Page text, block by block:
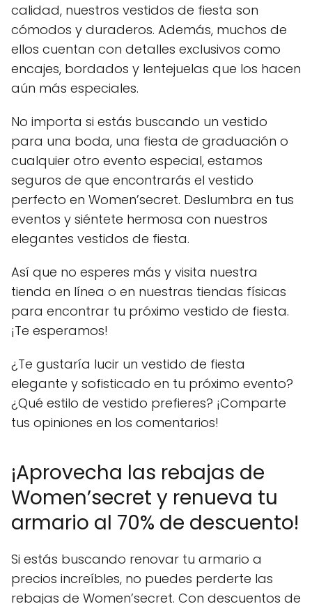
calidad, nuestros vestidos de fiesta son
cómodos y duraderos. Además, muchos de
ellos cuentan con detalles exclusivos como
encajes, bordados y lentejuelas que los hacen
aún más especiales.
No importa si estás buscando un vestido
para una boda, una fiesta de graduación o
cualquier otro evento especial, estamos
seguros de que encontrarás el vestido
perfecto en Women’secret. Deslumbra en tus
eventos y siéntete hermosa con nuestros
elegantes vestidos de fiesta.
Así que no esperes más y visita nuestra
tienda en línea o en nuestras tiendas físicas
para encontrar tu próximo vestido de fiesta.
¡Te esperamos!
¿Te gustaría lucir un vestido de fiesta
elegante y sofisticado en tu próximo evento?
¿Qué estilo de vestido prefieres? ¡Comparte
tus opiniones en los comentarios!
¡Aprovecha las rebajas de
Women’secret y renueva tu
armario al 70% de descuento!
Si estás buscando renovar tu armario a
precios increíbles, no puedes perderte las
rebajas de Women’secret. Con descuentos de